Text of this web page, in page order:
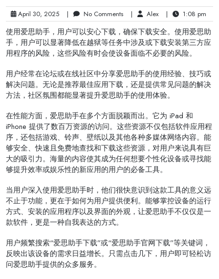
April 30, 2025 | No Comments | Alex | 1:08 pm
使用爱思助手，用户可以安心下载，确保下载安全。使用爱思助
手，用户可以显著降低在越狱等任务中涉及或下载安装第三方应
用程序的风险，这些风险有时会使设备面临不必要的风险。
用户经常在论坛或在线社区中分享爱思助手的使用经验、技巧或
解决问题。无论是推荐最佳应用下载，还是提供常见问题的解决
方法，社区氛围都能显著提升爱思助手的使用体验。
在性能方面，爱思助手在多个方面脱颖而出。它为 iPad 和
iPhone 提供了数百万资源的访问。这些资源不仅包括软件应用程
序，还包括游戏、铃声、壁纸以及其他各种多媒体网络内容。能
够安全、快速且免费地查找和下载这些资源，对用户来说具有巨
大的吸引力。海量的内容使其成为任何想要个性化设备或寻找能
够提升效率或娱乐性的新应用的用户的必备工具。
当用户深入使用爱思助手时，他们很快意识到这款工具的意义远
不止于功能，更在于如何为用户提供便利。能够掌控设备的运行
方式、安装的应用程序以及界面的外观，让爱思助手不仅仅是一
款软件，更是一种自我表达的方式。
用户频繁搜索“爱思助手下载”或“爱思助手官网下载”等关键词，
反映出该设备的需求日益增长。只需点击几下，用户即可轻松访
问爱思助手提供的众多服务。